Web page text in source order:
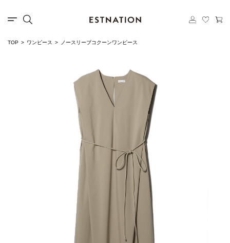
TOP ワンピース ノースリーブコクーンワンピース